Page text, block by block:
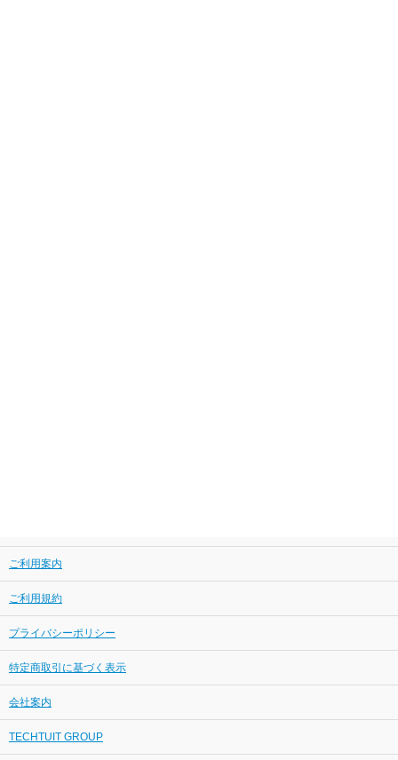
ご利用案内
ご利用規約
プライバシーポリシー
特定商取引に基づく表示
会社案内
TECHTUIT GROUP